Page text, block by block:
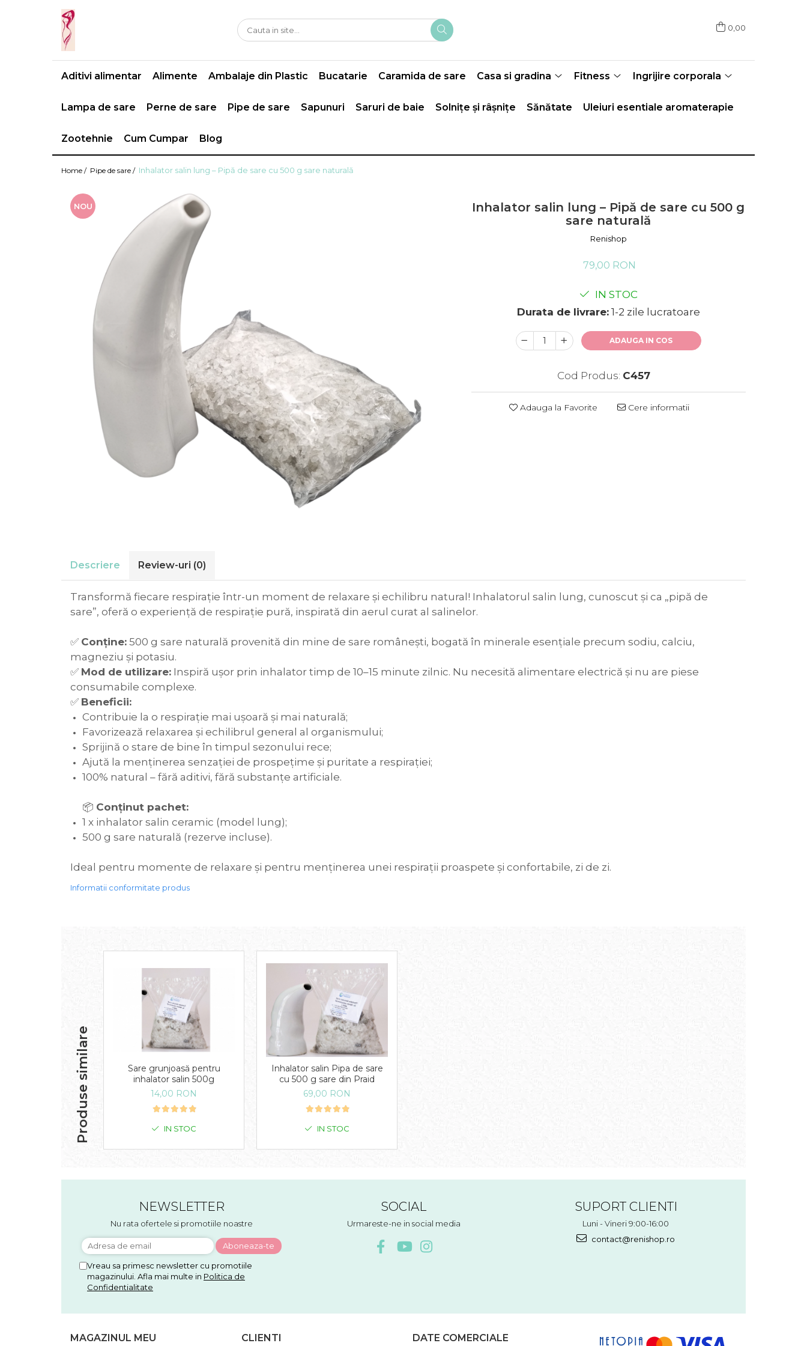
Casa si gradina
Leagane si scaune
Ingrijire corporala
Ingrijirea unghiilor
0,00
Aditivi alimentar Alimente Ambalaje din Plastic Bucatarie Caramida de sare Casa si gradina Fitness Ingrijire corporala
Lampa de sare Perne de sare Pipe de sare Sapunuri Saruri de baie Solnițe și râșnițe Sănătate Uleiuri esentiale aromaterapie
Zootehnie Cum Cumpar Blog
Home / Pipe de sare / Inhalator salin lung – Pipă de sare cu 500 g sare naturală
Inhalator salin lung – Pipă de sare cu 500 g
sare naturală
Renishop
NOU
79,00 RON
IN STOC
Durata de livrare:1-2 zile lucratoare
ADAUGA IN COS
Cod Produs: C457
Adauga la Favorite Cere informatii
Descriere Review-uri (0)
Transformă fiecare respirație într-un moment de relaxare și echilibru natural! Inhalatorul salin lung, cunoscut și ca „pipă de
sare”, oferă o experiență de respirație pură, inspirată din aerul curat al salinelor.
✅ Conține: 500 g sare naturală provenită din mine de sare românești, bogată în minerale esențiale precum sodiu, calciu,
magneziu și potasiu.
✅ Mod de utilizare: Inspiră ușor prin inhalator timp de 10–15 minute zilnic. Nu necesită alimentare electrică și nu are piese
consumabile complexe.
✅ Beneficii:
Contribuie la o respirație mai ușoară și mai naturală;
Favorizează relaxarea și echilibrul general al organismului;
Sprijină o stare de bine în timpul sezonului rece;
Ajută la menținerea senzației de prospețime și puritate a respirației;
100% natural – fără aditivi, fără substanțe artificiale.
📦 Conținut pachet:
1 x inhalator salin ceramic (model lung);
500 g sare naturală (rezerve incluse).
Ideal pentru momente de relaxare și pentru menținerea unei respirații proaspete și confortabile, zi de zi.
Informatii conformitate produs
Produse similare
Sare grunjoasă pentru
inhalator salin 500g
14,00 RON
IN STOC
Inhalator salin Pipa de sare
cu 500 g sare din Praid
69,00 RON
IN STOC
NEWSLETTER
Nu rata ofertele si promotiile noastre
Vreau sa primesc newsletter cu promotiile
magazinului. Afla mai multe in Politica de
Confidentialitate
SOCIAL
Urmareste-ne in social media
SUPORT CLIENTI
Luni - Vineri 9:00-16:00
contact@renishop.ro
MAGAZINUL MEU CLIENTI DATE COMERCIALE